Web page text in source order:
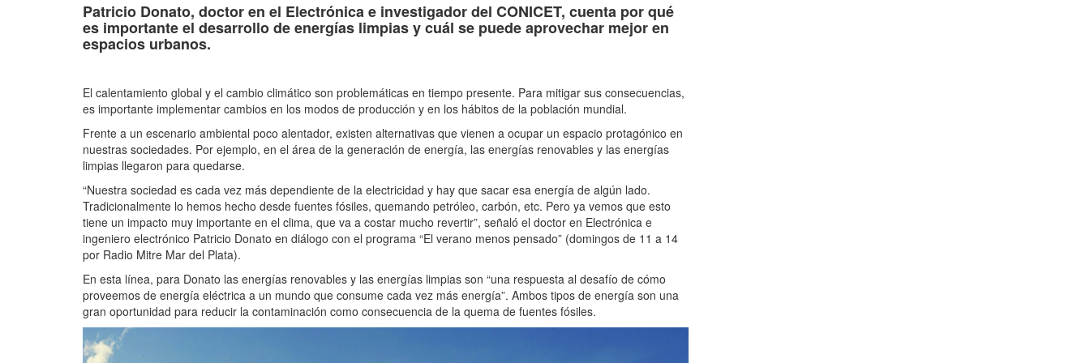
Patricio Donato, doctor en el Electrónica e investigador del CONICET, cuenta por qué
es importante el desarrollo de energías limpias y cuál se puede aprovechar mejor en
espacios urbanos.
El calentamiento global y el cambio climático son problemáticas en tiempo presente. Para mitigar sus consecuencias,
es importante implementar cambios en los modos de producción y en los hábitos de la población mundial.
Frente a un escenario ambiental poco alentador, existen alternativas que vienen a ocupar un espacio protagónico en
nuestras sociedades. Por ejemplo, en el área de la generación de energía, las energías renovables y las energías
limpias llegaron para quedarse.
“Nuestra sociedad es cada vez más dependiente de la electricidad y hay que sacar esa energía de algún lado.
Tradicionalmente lo hemos hecho desde fuentes fósiles, quemando petróleo, carbón, etc. Pero ya vemos que esto
tiene un impacto muy importante en el clima, que va a costar mucho revertir”, señaló el doctor en Electrónica e
ingeniero electrónico Patricio Donato en diálogo con el programa “El verano menos pensado” (domingos de 11 a 14
por Radio Mitre Mar del Plata).
En esta línea, para Donato las energías renovables y las energías limpias son “una respuesta al desafío de cómo
proveemos de energía eléctrica a un mundo que consume cada vez más energía”. Ambos tipos de energía son una
gran oportunidad para reducir la contaminación como consecuencia de la quema de fuentes fósiles.